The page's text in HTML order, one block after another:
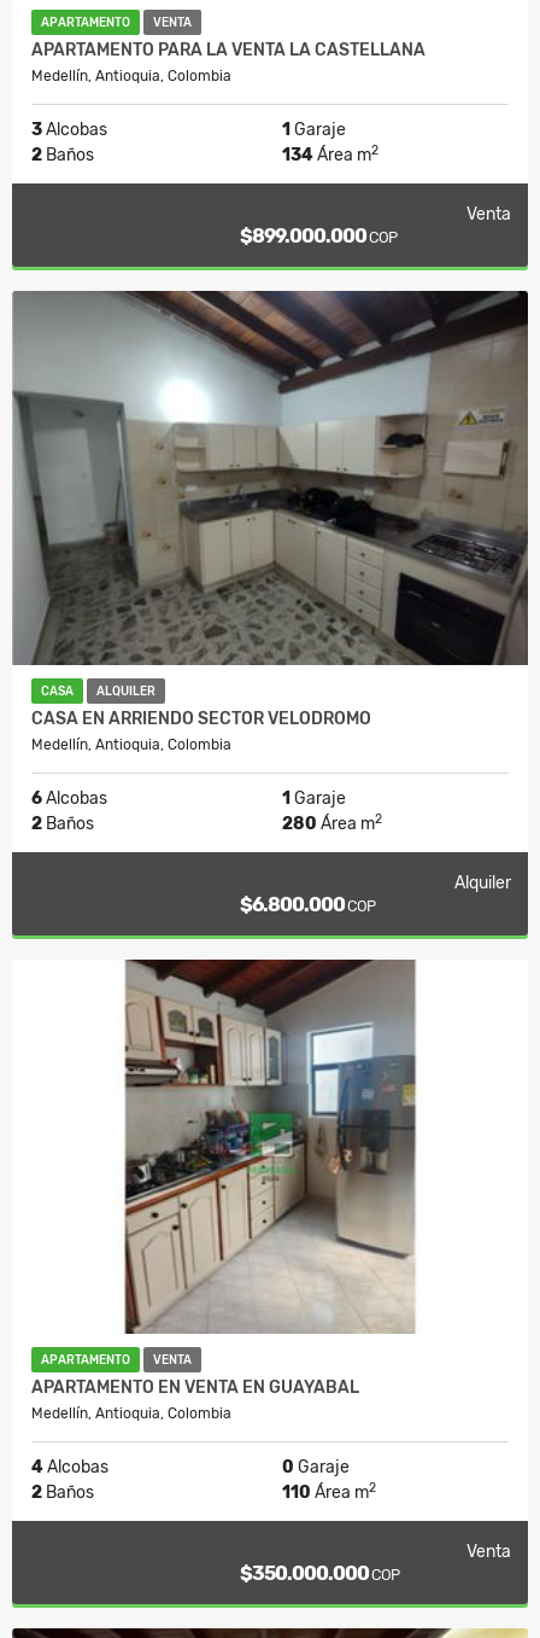
APARTAMENTO VENTA
APARTAMENTO PARA LA VENTA LA CASTELLANA
Medellín, Antioquia, Colombia
3Alcobas 1 Garaje
2 Baños 134Área m2
Venta
$899.000.000COP
CASA ALQUILER
CASA EN ARRIENDO SECTOR VELODROMO
Medellín, Antioquia, Colombia
6Alcobas 1 Garaje
2 Baños 280 Área m2
Alquiler
$6.800.000COP
APARTAMENTO VENTA
APARTAMENTO EN VENTA EN GUAYABAL
Medellín, Antioquia, Colombia
4Alcobas 0 Garaje
2 Baños 110 Área m2
Venta
$350.000.000COP